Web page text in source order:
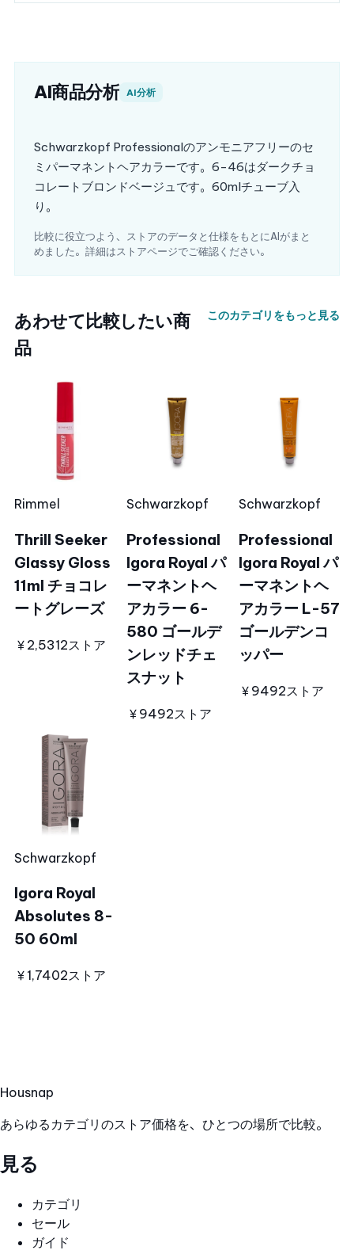
AI商品分析 AI分析
Schwarzkopf Professionalのアンモニアフリーのセ
ミパーマネントヘアカラーです。6-46はダークチョ
コレートブロンドベージュです。60mlチューブ入
り。
比較に役立つよう、ストアのデータと仕様をもとにAIがまと
めました。詳細はストアページでご確認ください。
あわせて比較したい商
品
このカテゴリをもっと見る
Rimmel
Thrill Seeker
Glassy Gloss
11ml チョコレ
ートグレーズ
￥2,5312ストア
Schwarzkopf
Professional
Igora Royal パ
ーマネントヘ
アカラー 6-
580 ゴールデ
ンレッドチェ
スナット
￥9492ストア
Schwarzkopf
Professional
Igora Royal パ
ーマネントヘ
アカラー L-57
ゴールデンコ
ッパー
￥9492ストア
Schwarzkopf
Igora Royal
Absolutes 8-
50 60ml
￥1,7402ストア
Housnap
あらゆるカテゴリのストア価格を、ひとつの場所で比較。
見る
カテゴリ
セール
ガイド